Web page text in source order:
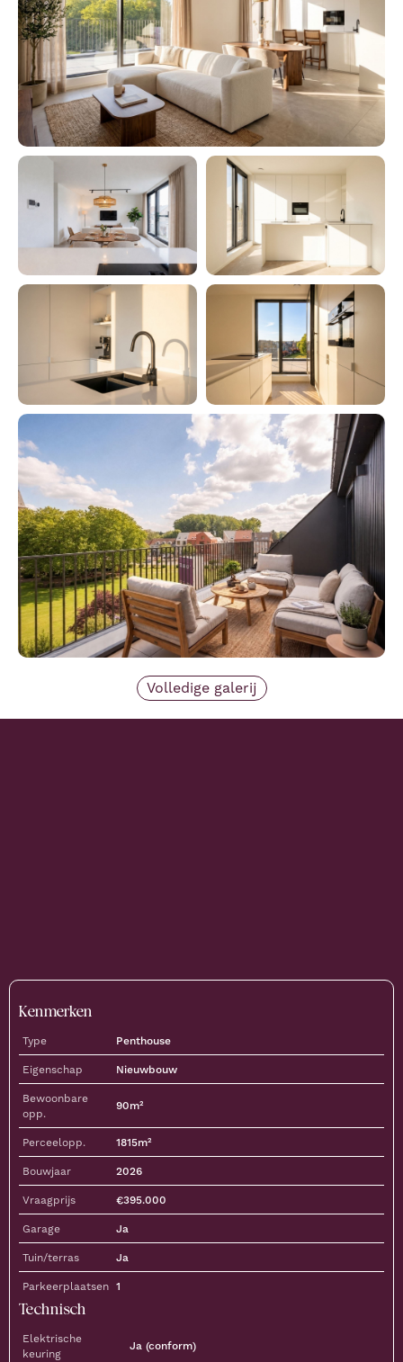
Volledige galerij
Kenmerken
Type Penthouse
Eigenschap Nieuwbouw
Bewoonbare
opp.
90m²
Perceelopp. 1815m²
Bouwjaar 2026
Vraagprijs €395.000
Garage Ja
Tuin/terras Ja
Parkeerplaatsen 1
Technisch
Elektrische
keuring
Ja (conform)